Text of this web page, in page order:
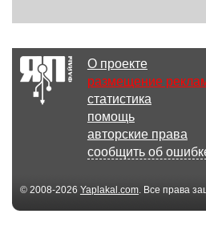
О проекте
размещение
статистика
помощь
авторские права
сообщить об
© 2008-2026 Yaplakal.com. Все права